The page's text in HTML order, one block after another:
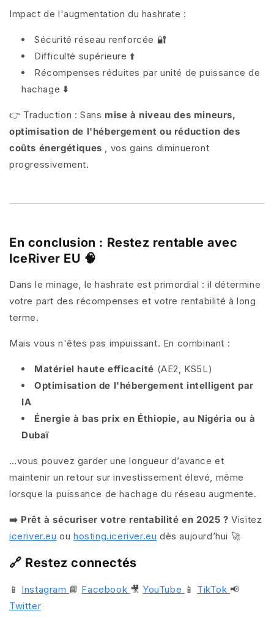
Impact de l'augmentation du hashrate :
Sécurité réseau renforcée 🔐
Difficulté supérieure ⬆️
Récompenses réduites par unité de puissance de
hachage ⬇️
👉 Traduction : Sans mise à niveau des mineurs,
optimisation de l'hébergement ou réduction des
coûts énergétiques
, vos gains diminueront
progressivement.
En conclusion : Restez rentable avec
IceRiver EU 🧠
Dans le minage, le hashrate est primordial : il détermine
votre part des récompenses et votre rentabilité à long
terme.
Mais vous n'êtes pas impuissant. En combinant :
Matériel haute efficacité (AE2, KS5L)
Optimisation de l'hébergement intelligent par
IA
Énergie à bas prix en Éthiopie, au Nigéria ou à
Dubaï
…vous pouvez garder une longueur d’avance et
maintenir un retour sur investissement élevé, même
lorsque la puissance de hachage du réseau augmente.
➡️ Prêt à sécuriser votre rentabilité en 2025 ?Visitez
iceriver.eu ouhosting.iceriver.eu dès aujourd’hui 🚀
🔗 Restez connectés
📱 Instagram 📘 Facebook 🎥 YouTube 📱 TikTok 📢
Twitter